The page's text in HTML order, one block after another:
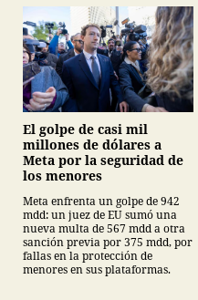
El golpe de casi mil
millones de dólares a
Meta por la seguridad de
los menores
Meta enfrenta un golpe de 942
mdd: un juez de EU sumó una
nueva multa de 567 mdd a otra
sanción previa por 375 mdd, por
fallas en la protección de
menores en sus plataformas.